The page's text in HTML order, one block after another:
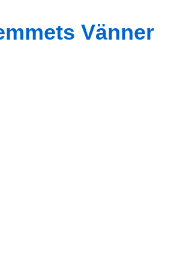
Vänner